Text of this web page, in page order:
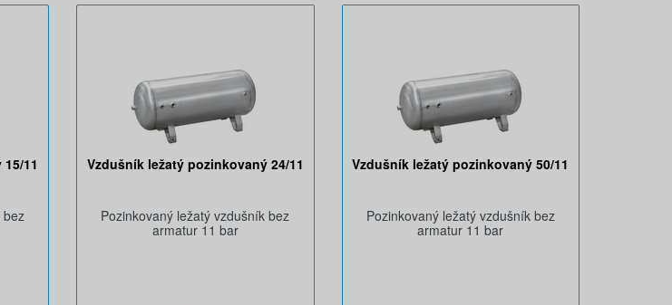
11
bez
Vzdušník ležatý pozinkovaný 24/11
Pozinkovaný ležatý vzdušník bez
armatur 11 bar
Vzdušník ležatý pozinkovaný 50/11
Pozinkovaný ležatý vzdušník bez
armatur 11 bar